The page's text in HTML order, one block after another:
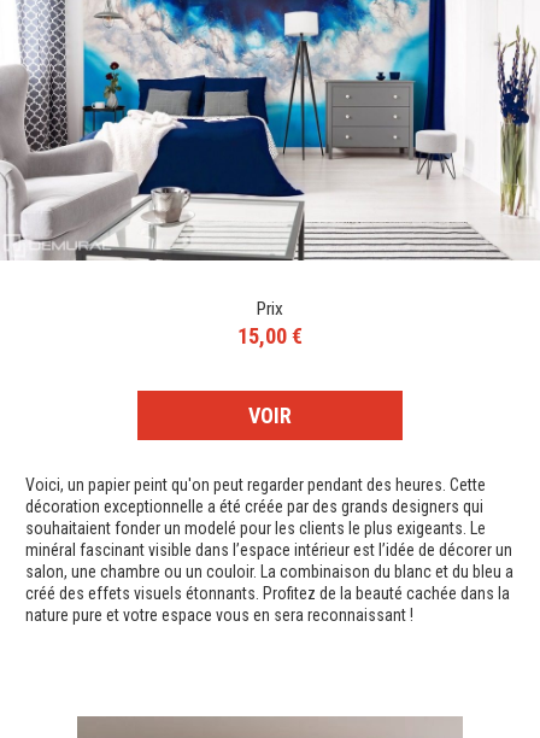
Prix
15,00 €
VOIR
Voici, un papier peint qu'on peut regarder pendant des heures. Cette
décoration exceptionnelle a été créée par des grands designers qui
souhaitaient fonder un modelé pour les clients le plus exigeants. Le
minéral fascinant visible dans l’espace intérieur est l’idée de décorer un
salon, une chambre ou un couloir. La combinaison du blanc et du bleu a
créé des effets visuels étonnants. Profitez de la beauté cachée dans la
nature pure et votre espace vous en sera reconnaissant !